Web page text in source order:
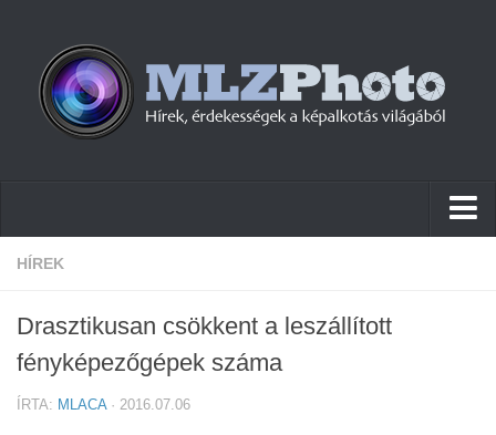
Hírek
Cikkek
Szoftver
HÍREK
Drasztikusan csökkent a leszállított
fényképezőgépek száma
ÍRTA: MLACA· 2016.07.06